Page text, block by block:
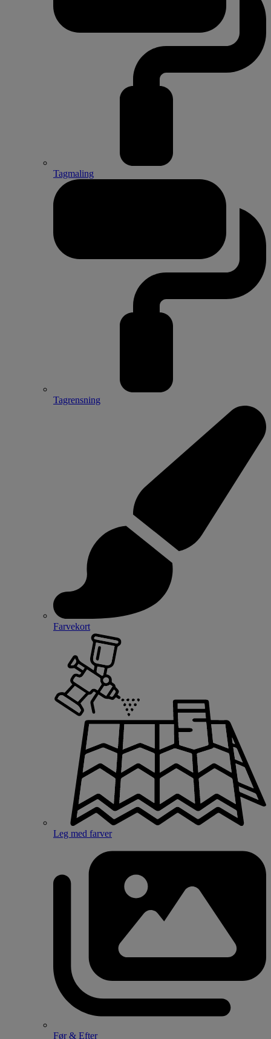
Tagmaling
Tagrensning
Farvekort
Leg med farver
Før & Efter